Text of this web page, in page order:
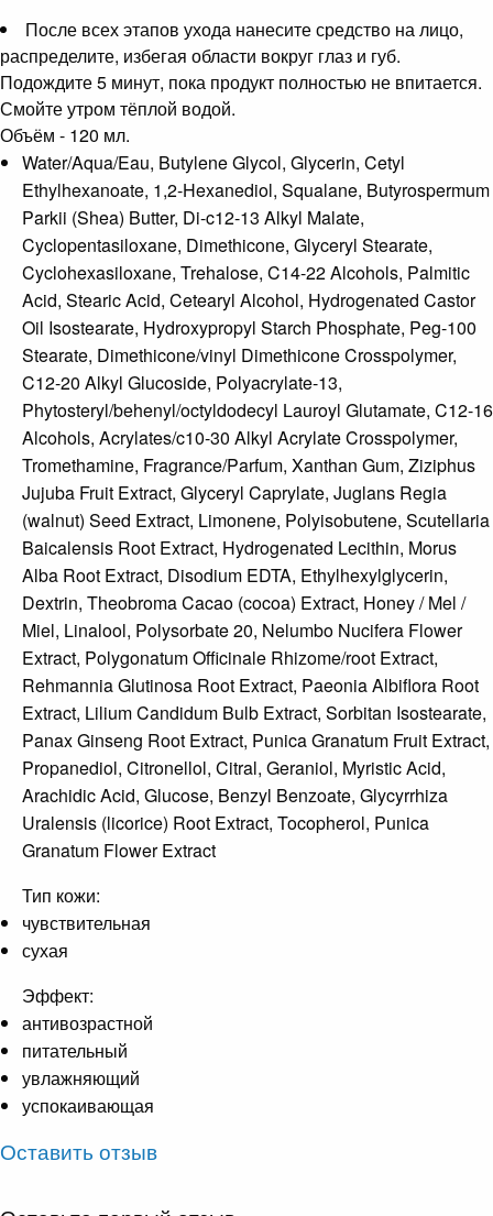
После всех этапов ухода нанесите средство на лицо,
распределите, избегая области вокруг глаз и губ.
Подождите 5 минут, пока продукт полностью не впитается.
Смойте утром тёплой водой.
Объём - 120 мл.
Water/Aqua/Eau, Butylene Glycol, Glycerin, Cetyl
Ethylhexanoate, 1,2-Hexanediol, Squalane, Butyrospermum
Parkii (Shea) Butter, Di-c12-13 Alkyl Malate,
Cyclopentasiloxane, Dimethicone, Glyceryl Stearate,
Cyclohexasiloxane, Trehalose, C14-22 Alcohols, Palmitic
Acid, Stearic Acid, Cetearyl Alcohol, Hydrogenated Castor
Oil Isostearate, Hydroxypropyl Starch Phosphate, Peg-100
Stearate, Dimethicone/vinyl Dimethicone Crosspolymer,
C12-20 Alkyl Glucoside, Polyacrylate-13,
Phytosteryl/behenyl/octyldodecyl Lauroyl Glutamate, C12-16
Alcohols, Acrylates/c10-30 Alkyl Acrylate Crosspolymer,
Tromethamine, Fragrance/Parfum, Xanthan Gum, Ziziphus
Jujuba Fruit Extract, Glyceryl Caprylate, Juglans Regia
(walnut) Seed Extract, Limonene, Polyisobutene, Scutellaria
Baicalensis Root Extract, Hydrogenated Lecithin, Morus
Alba Root Extract, Disodium EDTA, Ethylhexylglycerin,
Dextrin, Theobroma Cacao (cocoa) Extract, Honey / Mel /
Miel, Linalool, Polysorbate 20, Nelumbo Nucifera Flower
Extract, Polygonatum Officinale Rhizome/root Extract,
Rehmannia Glutinosa Root Extract, Paeonia Albiflora Root
Extract, Lilium Candidum Bulb Extract, Sorbitan Isostearate,
Panax Ginseng Root Extract, Punica Granatum Fruit Extract,
Propanediol, Citronellol, Citral, Geraniol, Myristic Acid,
Arachidic Acid, Glucose, Benzyl Benzoate, Glycyrrhiza
Uralensis (licorice) Root Extract, Tocopherol, Punica
Granatum Flower Extract
Тип кожи:
чувствительная
сухая
Эффект:
антивозрастной
питательный
увлажняющий
успокаивающая
Оставить отзыв